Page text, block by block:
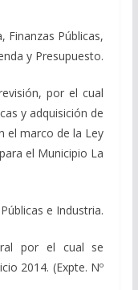
Finanzas Públicas,
y Presupuesto.
por el cual
y adquisición de
el marco de la Ley
el Municipio La
e Industria.
por el cual se
2014. (Expte. Nº